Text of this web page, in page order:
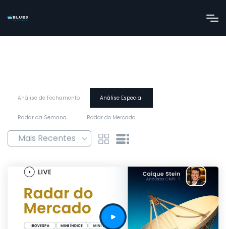
Análise de Fechamento Análise Especial
Radar da Semana Radar do Mercado